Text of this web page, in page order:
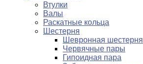
Втулки
Валы
Раскатные кольца
Шестерня
Шевронная шестерня
Червячные пары
Гипоидная пара